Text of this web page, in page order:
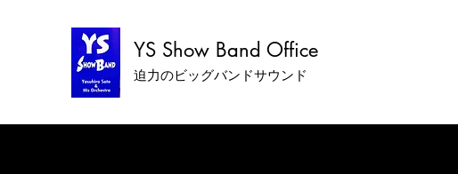
YS Show Band Office
迫力のビッグバンドサウンド